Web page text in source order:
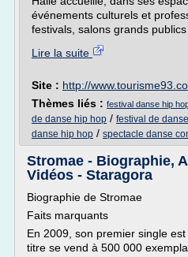
événements culturels et
festivals, salons grands publics
Lire la suite
Site : http://
Thèmes liés : festival danse hip
de danse hip hop / festival de
danse hip hop / spectacle danse
Stromae - Biographie,
Vidéos - Staragora
Biographie de Stromae
Faits marquants
En 2009, son premier single
titre se vend à 500 000